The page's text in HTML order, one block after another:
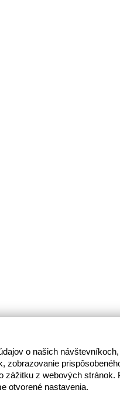
o našich
zobrazovanie
zážitku z webových stránok.
otvorené nastavenia.